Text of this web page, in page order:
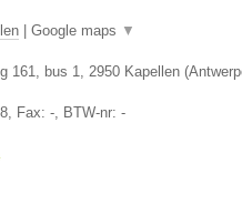
| Google maps ▼
161, bus 1, 2950 Kapellen(
, Fax: -, BTW-nr: -